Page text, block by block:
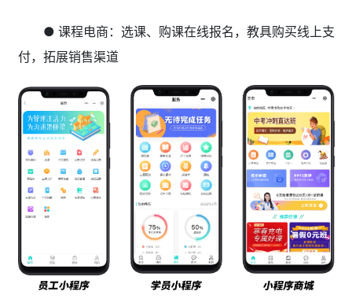
● 课程电商：选课、购课在线报名，教具购买线上支
付，拓展销售渠道